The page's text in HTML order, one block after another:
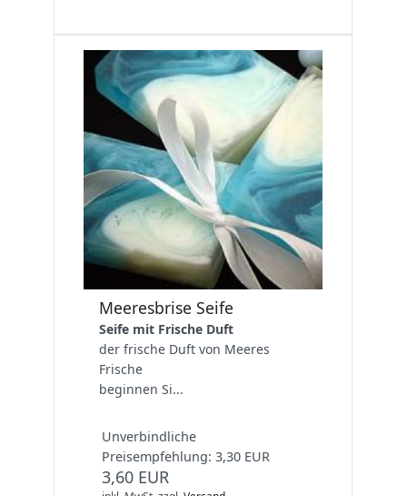
Meeresbrise Seife
Seife mit Frische Duft
der frische Duft von Meeres
Frische
beginnen Si...
Unverbindliche
Preisempfehlung: 3,30 EUR
3,60 EUR